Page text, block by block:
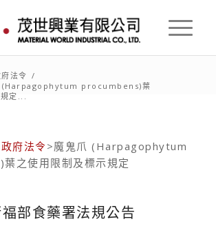
法令 /
(Harpagophytum procumbens)葉
定...
政府法令>魔鬼爪 (Harpagophytum
之使用限制及標示規定
部食藥署法規公告